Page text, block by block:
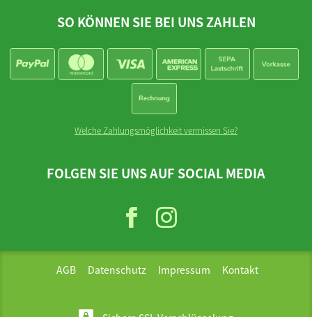
SO KÖNNEN SIE BEI UNS ZAHLEN
Welche Zahlungsmöglichkeit vermissen Sie?
FOLGEN SIE UNS AUF SOCIAL MEDIA
AGB Datenschutz Impressum Kontakt